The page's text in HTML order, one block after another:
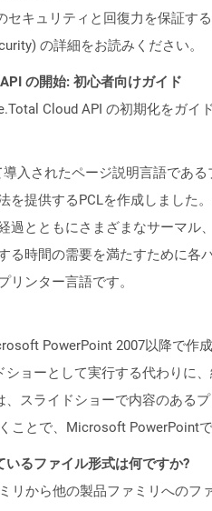
セキュリティと回復力を保証す
の詳細をお読みください。
の開始: 初心者向けガイド
Cloud API の初期化をガイ
入されたページ説明言語であ
を提供するPCLを作成しました
過とともにさまざまなサーマ
る時間の需要を満たすために
リンター言語です。
PowerPoint 2007以降で
ショーとして実行する代わり
、スライドショーで内容のあ
ことで、Microsoft PowerPoint
いるファイル形式は何ですか?
から他の製品ファミリへのフ